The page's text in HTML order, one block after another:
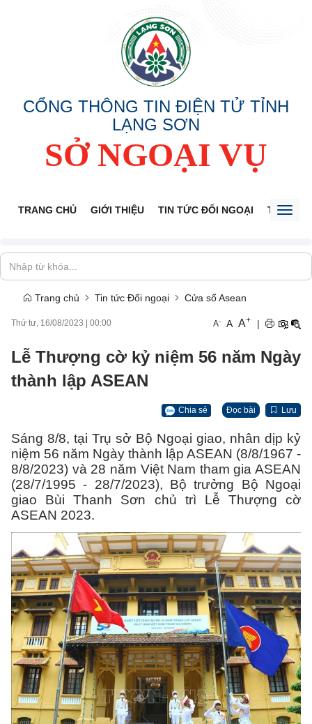
CỔNG THÔNG TIN ĐIỆN TỬ TỈNH
LẠNG SƠN
SỞ NGOẠI VỤ
TRANG CHỦ GIỚI THIỆU TIN TỨC ĐỐI NGOẠI THÔNG
Trang chủ Tin tức Đối ngoại Cửa sổ Asean
Thứ tư, 16/08/2023 00:00 A- A A+ |
Lễ Thượng cờ kỷ niệm 56 năm Ngày
thành lập ASEAN
Chia sẻ Đọc bài Lưu
Sáng 8/8, tại Trụ sở Bộ Ngoại giao, nhân dịp kỷ
niệm 56 năm Ngày thành lập ASEAN (8/8/1967 -
8/8/2023) và 28 năm Việt Nam tham gia ASEAN
(28/7/1995 - 28/7/2023), Bộ trưởng Bộ Ngoại
giao Bùi Thanh Sơn chủ trì Lễ Thượng cờ
ASEAN 2023.